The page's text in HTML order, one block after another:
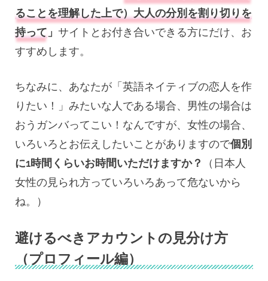
ることを理解した上で）大人の分別を割り切りを
持って 」 サイトとお付き合いできる方にだけ、お
すすめします。
ちなみに、あなたが「英語ネイティブの恋人を作
りたい！」みたいな人である場合、男性の場合は
おうガンバってこい！なんですが、女性の場合、
いろいろとお伝えしたいことがありますので個別
に1時間くらいお時間いただけますか？
（日本人
女性の見られ方っていろいろあって危ないから
ね。）
避けるべきアカウントの見分け方
（プロフィール編）